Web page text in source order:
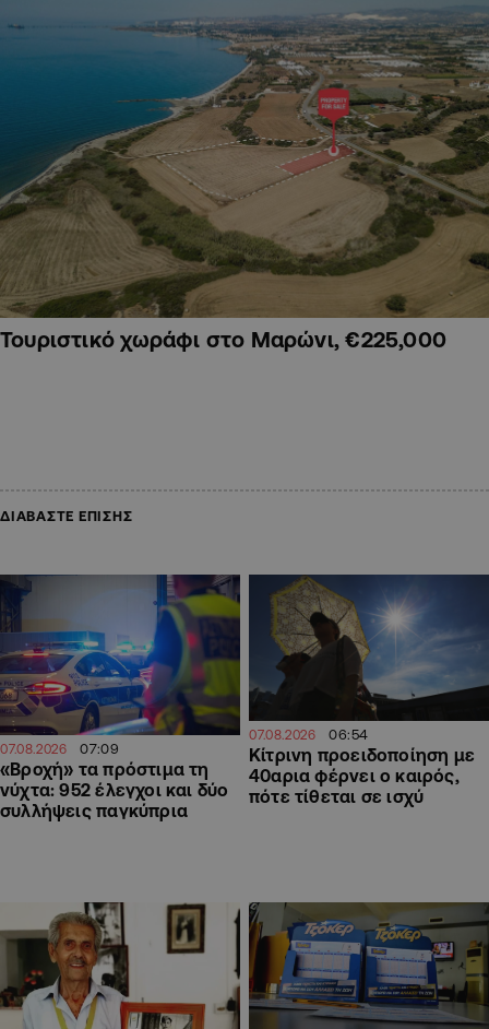
Τουριστικό χωράφι στο Μαρώνι, €225,000
ΔΙΑΒΑΣΤΕ ΕΠΙΣΗΣ
07.08.2026 07:09
«Βροχή» τα πρόστιμα τη
νύχτα: 952 έλεγχοι και δύο
συλλήψεις παγκύπρια
07.08.2026 06:54
Κίτρινη προειδοποίηση με
40αρια φέρνει ο καιρός,
πότε τίθεται σε ισχύ